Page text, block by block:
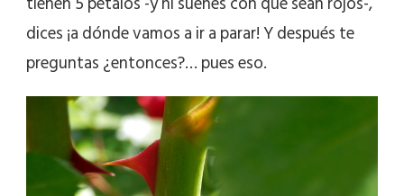
dices ¡a dónde vamos a ir a parar! Y después te
preguntas ¿entonces?… pues eso.